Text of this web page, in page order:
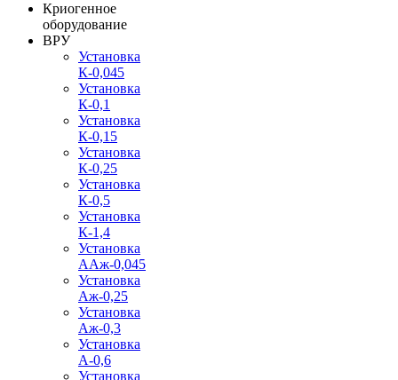
Криогенное
оборудование
ВРУ
Установка
К-0,045
Установка
К-0,1
Установка
К-0,15
Установка
К-0,25
Установка
К-0,5
Установка
К-1,4
Установка
ААж-0,045
Установка
Аж-0,25
Установка
Аж-0,3
Установка
А-0,6
Установка